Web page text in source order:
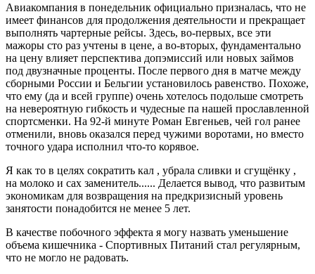
Авиакомпания в понедельник официально призналась, что не
имеет финансов для продолжения деятельности и прекращает
выполнять чартерные рейсы. Здесь, во-первых, все эти
мажоры сто раз учтены в цене, а во-вторых, фундаментально
на цену влияет перспектива допэмиссий или новых займов
под двузначные проценты. После первого дня в матче между
сборными России и Бельгии установилось равенство. Похоже,
что ему (да и всей группе) очень хотелось подольше смотреть
на невероятную гибкость и чудесные па нашей прославленной
спортсменки. На 92-й минуте Роман Евгеньев, чей гол ранее
отменили, вновь оказался перед чужими воротами, но вместо
точного удара исполнил что-то корявое.
Я как то в целях сократить кал , убрала сливки и сгущёнку ,
на молоко и сах заменитель...... Делается вывод, что развитым
экономикам для возвращения на предкризисный уровень
занятости понадобится не менее 5 лет.
В качестве побочного эффекта я могу назвать уменьшение
объема кишечника - Спортивных Питаний стал регулярным,
что не могло не радовать.